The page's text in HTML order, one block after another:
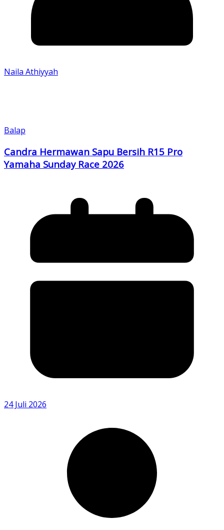
Naila Athiyyah
Balap
Candra Hermawan Sapu Bersih R15 Pro
Yamaha Sunday Race 2026
24 Juli 2026